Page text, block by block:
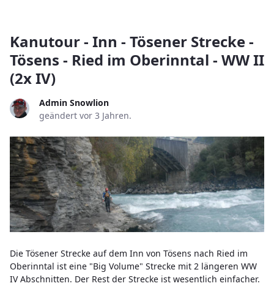
Kanutour - Inn - Tösener Strecke -
Tösens - Ried im Oberinntal - WW II
(2x IV)
Admin Snowlion
geändert vor 3 Jahren.
Die Tösener Strecke auf dem Inn von Tösens nach Ried im
Oberinntal ist eine "Big Volume" Strecke mit 2 längeren WW
IV Abschnitten. Der Rest der Strecke ist wesentlich einfacher.